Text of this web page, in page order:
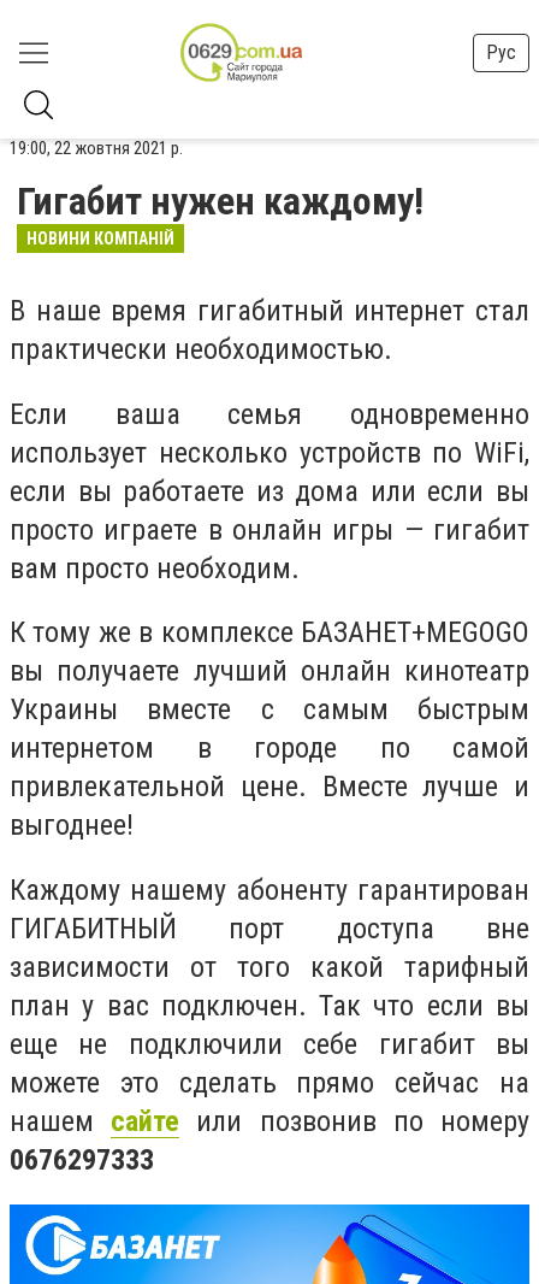
Рус
19:00, 22 жовтня 2021 р.
Гигабит нужен каждому!
НОВИНИ КОМПАНІЙ
В наше время гигабитный интернет стал
практически необходимостью.
Если ваша семья одновременно
использует несколько устройств по WiFi,
если вы работаете из дома или если вы
просто играете в онлайн игры — гигабит
вам просто необходим.
К тому же в комплексе БАЗАНЕТ+MEGOGO
вы получаете лучший онлайн кинотеатр
Украины вместе с самым быстрым
интернетом в городе по самой
привлекательной цене. Вместе лучше и
выгоднее!
Каждому нашему абоненту гарантирован
ГИГАБИТНЫЙ порт доступа вне
зависимости от того какой тарифный
план у вас подключен. Так что если вы
еще не подключили себе гигабит вы
можете это сделать прямо сейчас на
нашем сайте или позвонив по номеру
0676297333